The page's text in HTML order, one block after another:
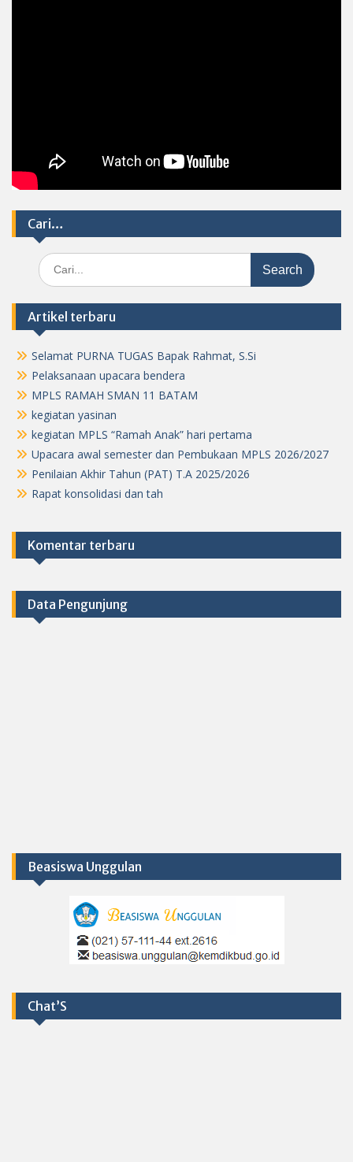
Cari…
Search
for:
Artikel terbaru
Selamat PURNA TUGAS Bapak Rahmat, S.Si
Pelaksanaan upacara bendera
MPLS RAMAH SMAN 11 BATAM
kegiatan yasinan
kegiatan MPLS “Ramah Anak” hari pertama
Upacara awal semester dan Pembukaan MPLS 2026/2027
Penilaian Akhir Tahun (PAT) T.A 2025/2026
Rapat konsolidasi dan tah
Komentar terbaru
Data Pengunjung
Beasiswa Unggulan
Chat’S